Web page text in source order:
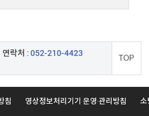
연락처 :052-210-4423
TOP
침 영상정보처리기기 운영·관리방침 소